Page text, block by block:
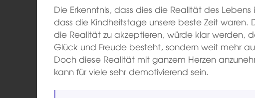
Die Erkenntnis, dass dies die Realität des
dass die Kindheitstage unsere beste Zeit waren.
die Realität zu akzeptieren, würde klar werden,
Glück und Freude besteht, sondern weit mehr
Doch diese Realität mit ganzem Herzen
kann für viele sehr demotivierend sein.